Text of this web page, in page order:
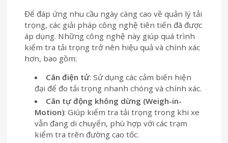
Để đáp ứng nhu cầu ngày càng cao về quản lý tải
trọng, các giải pháp công nghệ tiên tiến đã được
áp dụng. Những công nghệ này giúp quá trình
kiểm tra tải trọng trở nên hiệu quả và chính xác
hơn, bao gồm:
Cân điện tử: Sử dụng các cảm biến hiện
đại để đo tải trọng nhanh chóng và chính xác.
Cân tự động không dừng (Weigh-in-
Motion): Giúp kiểm tra tải trọng trong khi xe
vẫn đang di chuyển, phù hợp với các trạm
kiểm tra trên đường cao tốc.